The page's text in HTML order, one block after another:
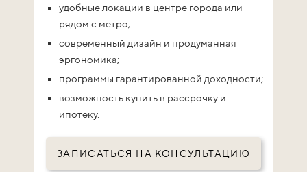
удобные локации в центре города или
рядом с метро;
современный дизайн и продуманная
эргономика;
программы гарантированной доходности;
возможность купить в рассрочку и
ипотеку.
ЗАПИСАТЬСЯ НА КОНСУЛЬТАЦИЮ